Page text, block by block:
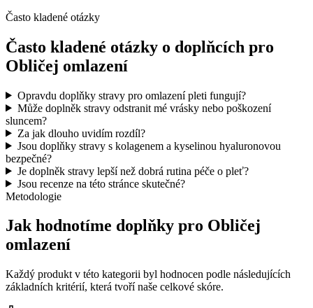
Často kladené otázky
Často kladené otázky o doplňcích pro
Obličej omlazení
Opravdu doplňky stravy pro omlazení pleti fungují?
Může doplněk stravy odstranit mé vrásky nebo poškození
sluncem?
Za jak dlouho uvidím rozdíl?
Jsou doplňky stravy s kolagenem a kyselinou hyaluronovou
bezpečné?
Je doplněk stravy lepší než dobrá rutina péče o pleť?
Jsou recenze na této stránce skutečné?
Metodologie
Jak hodnotíme doplňky pro Obličej
omlazení
Každý produkt v této kategorii byl hodnocen podle následujících
základních kritérií, která tvoří naše celkové skóre.